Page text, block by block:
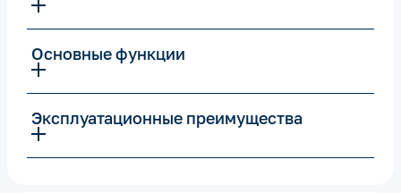
Основные функции
Эксплуатационные преимущества